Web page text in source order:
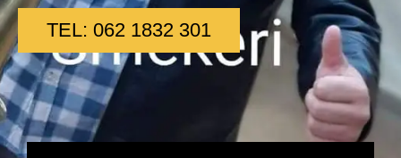
TEL: 062 1832 301